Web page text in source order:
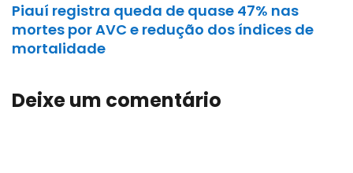
Piauí registra queda de quase 47% nas
mortes por AVC e redução dos índices de
mortalidade
Deixe um comentário